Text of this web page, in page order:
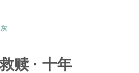
赎 · 十年